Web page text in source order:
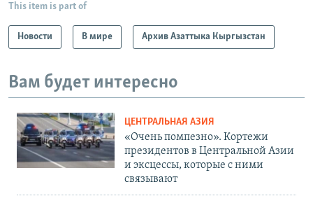
This item is part of
Новости В мире Архив Азаттыка Кыргызстан
Вам будет интересно
ЦЕНТРАЛЬНАЯ АЗИЯ
«Очень помпезно». Кортежи
президентов в Центральной Азии
и эксцессы, которые с ними
связывают